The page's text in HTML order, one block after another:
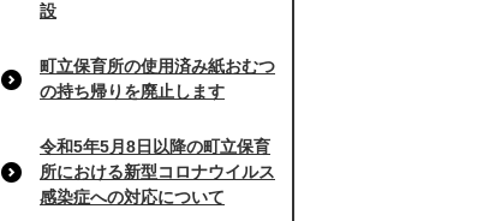
設
町立保育所の使用済み紙おむつ
の持ち帰りを廃止します
令和5年5月8日以降の町立保育
所における新型コロナウイルス
感染症への対応について